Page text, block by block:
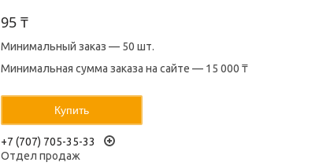
95 ₸
Минимальный заказ — 50 шт.
Минимальная сумма заказа на сайте — 15 000 ₸
Купить
+7 (707) 705-35-33
Отдел продаж